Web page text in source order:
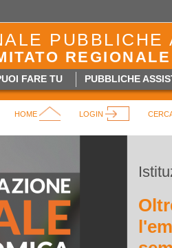
PUBBLICHE
FARE TU PUBBLICHE
HOME LOGIN